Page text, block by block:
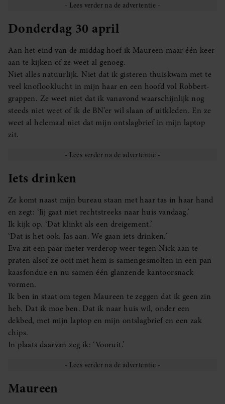
Donderdag 30 april
Aan het eind van de middag hoef ik Maureen maar één keer
aan te kijken of ze weet al genoeg.
Niet alles natuurlijk. Niet dat ik gisteren thuiskwam met te
veel knoflooklucht in mijn haar en een hoofd vol Robbert-
grappen. Ze weet niet dat ik vanavond waarschijnlijk nog
steeds niet weet of ik de BN’er wil slaan of uitkleden. En ze
weet al helemaal niet dat mijn ontslagbrief in mijn laptop
zit.
Iets drinken
Ze komt naast mijn bureau staan met haar tas in haar hand
en zegt: ‘Jij gaat niet rechtstreeks naar huis vandaag.’
Ik kijk op. ‘Dat klinkt als een dreigement.’
‘Dat is het ook. Jas aan. We gaan iets drinken.’
Eva zit een paar meter verderop weer tegen Nick aan te
praten alsof ze ooit met hem is samengesmolten in een pan
kaasfondue en nu samen één glanzende kantoorsnack
vormen.
Ik ben in staat om tegen Maureen te zeggen dat ik geen zin
heb. Dat ik moe ben. Dat ik naar huis wil, onder een
dekbed, met mijn laptop en mijn ontslagbrief en een zak
chips.
In plaats daarvan zeg ik: ‘Vooruit.’
Maureen